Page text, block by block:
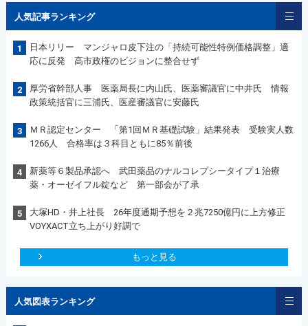
人気記事ランキング
1
日本リリー マンジャロ皮下注の「持続可能性特例価格調整」適
応に反発 高市政権のビジョンに整合せず
2
厚労省幹部人事 医薬局長に内山氏、医薬審議官に中井氏 情報
政策統括官に三浦氏、医産審議官に安藤氏
3
ＭＲ認定センター 「第1回ＭＲ基礎試験」結果発表 受験実人数
1266人 合格率は３科目ともに85％前後
4
新薬等６製品承認へ 武田薬品のナルコレプシータイプ１治療
薬・オーゼイフル錠など 第一部会が了承
5
大塚HD・井上社長 26年度通期予想を２兆7250億円に上方修正
VOYXACT立ち上がり好調で
もっと見る
人気図表ランキング